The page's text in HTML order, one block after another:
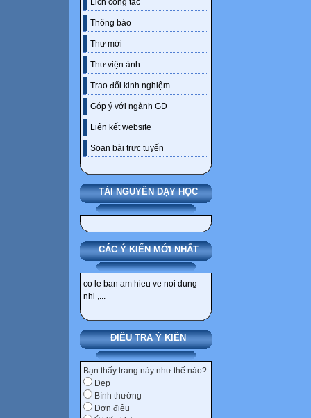
Lịch công tác
Thông báo
Thư mời
Thư viện ảnh
Trao đổi kinh nghiệm
Góp ý với ngành GD
Liên kết website
Soạn bài trực tuyến
TÀI NGUYÊN DẠY HỌC
CÁC Ý KIẾN MỚI NHẤT
co le ban am hieu ve noi dung
nhi ,...
ĐIỀU TRA Ý KIẾN
Bạn thấy trang này như thế nào?
Đẹp
Bình thường
Đơn điệu